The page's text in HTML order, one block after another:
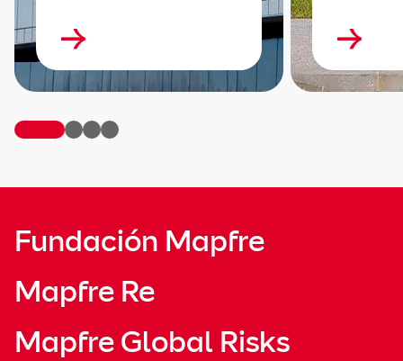
Fundación Mapfre
Mapfre Re
Mapfre Global Risks